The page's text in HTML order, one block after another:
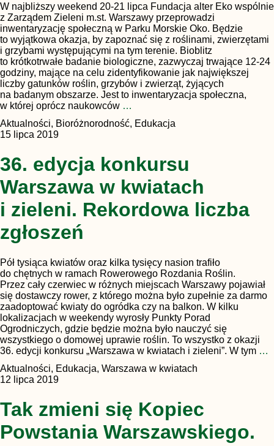
W najbliższy weekend 20-21 lipca Fundacja alter Eko wspólnie
z Zarządem Zieleni m.st. Warszawy przeprowadzi
inwentaryzację społeczną w Parku Morskie Oko. Będzie
to wyjątkowa okazja, by zapoznać się z roślinami, zwierzętami
i grzybami występującymi na tym terenie. Bioblitz
to krótkotrwałe badanie biologiczne, zazwyczaj trwające 12-24
godziny, mające na celu zidentyfikowanie jak największej
liczby gatunków roślin, grzybów i zwierząt, żyjących
na badanym obszarze. Jest to inwentaryzacja społeczna,
w której oprócz naukowców …
Aktualności, Bioróżnorodność, Edukacja
15 lipca 2019
36. edycja konkursu
Warszawa w kwiatach
i zieleni. Rekordowa liczba
zgłoszeń
Pół tysiąca kwiatów oraz kilka tysięcy nasion trafiło
do chętnych w ramach Rowerowego Rozdania Roślin.
Przez cały czerwiec w różnych miejscach Warszawy pojawiał
się dostawczy rower, z którego można było zupełnie za darmo
zaadoptować kwiaty do ogródka czy na balkon. W kilku
lokalizacjach w weekendy wyrosły Punkty Porad
Ogrodniczych, gdzie będzie można było nauczyć się
wszystkiego o domowej uprawie roślin. To wszystko z okazji
36. edycji konkursu „Warszawa w kwiatach i zieleni”. W tym …
Aktualności, Edukacja, Warszawa w kwiatach
12 lipca 2019
Tak zmieni się Kopiec
Powstania Warszawskiego.